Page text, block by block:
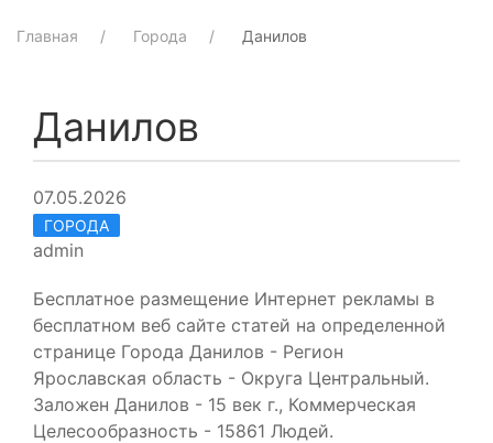
Главная Города Данилов
Данилов
07.05.2026
ГОРОДА
admin
Бесплатное размещение Интернет рекламы в
бесплатном веб сайте статей на определенной
странице Города Данилов - Регион
Ярославская область - Округа Центральный.
Заложен Данилов - 15 век г., Коммерческая
Целесообразность - 15861 Людей.